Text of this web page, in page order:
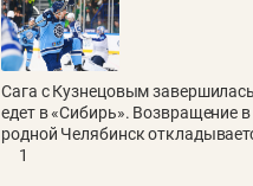
Сага с Кузнецовым
едет в «Сибирь». Возвращение в
родной Челябинск
1